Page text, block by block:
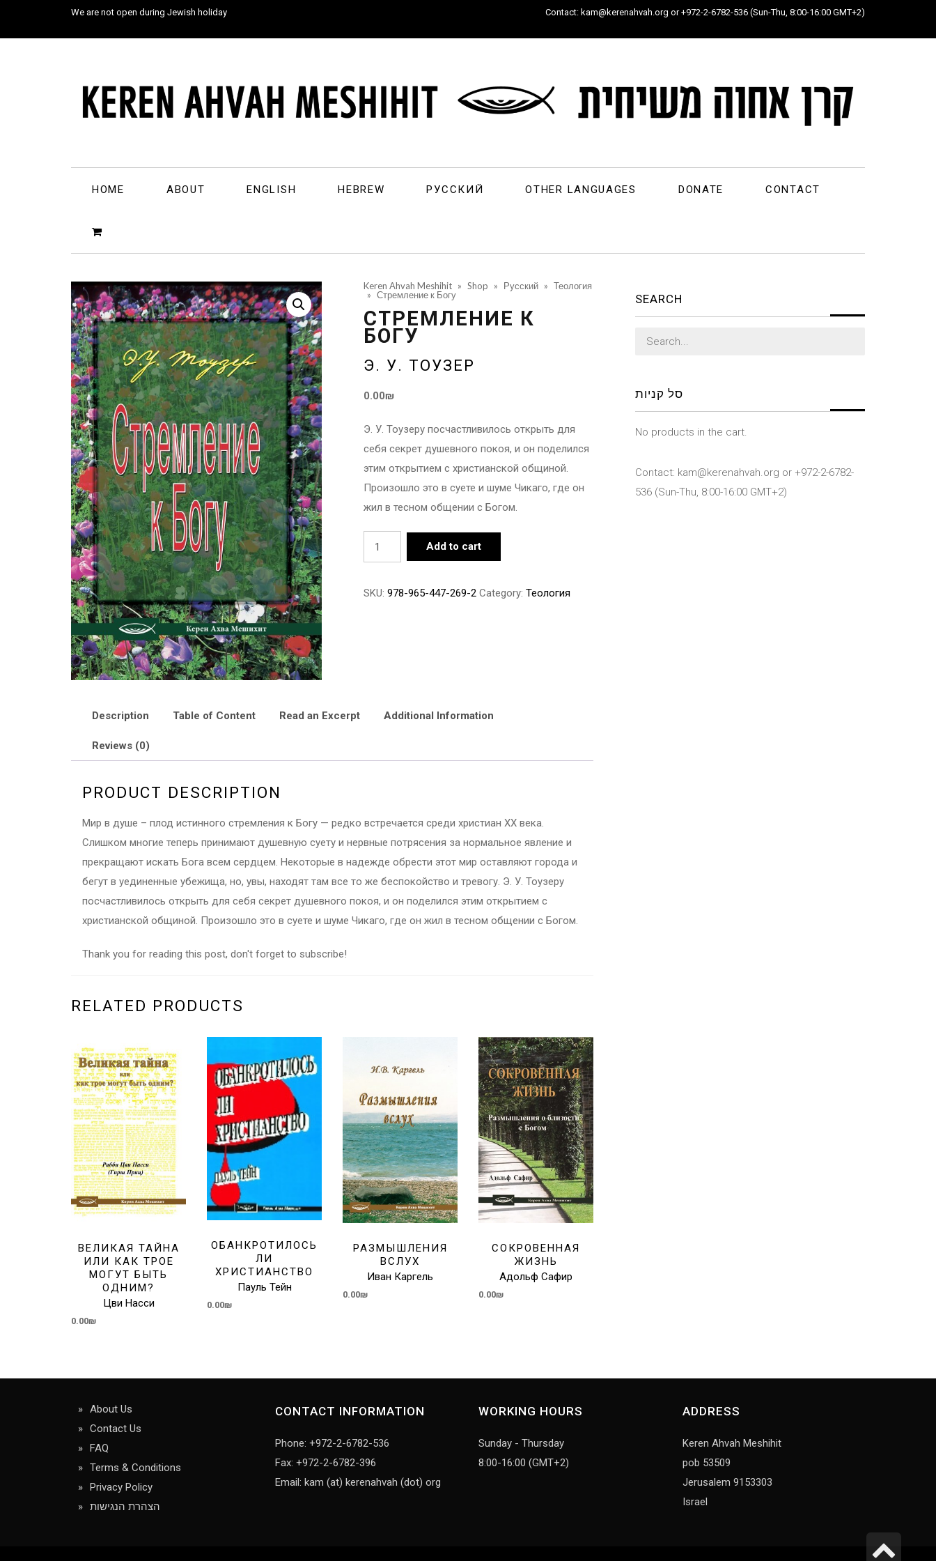
We are not open during Jewish holiday Contact: kam@kerenahvah.org or +972-2-6782-536 (Sun-Thu, 8:00-16:00 GMT+2)
HOME ABOUT ENGLISH HEBREW РУССКИЙ OTHER LANGUAGES DONATE CONTACT
Keren Ahvah Meshihit » Shop » Русский » Теология
» Стремление к Богу
СТРЕМЛЕНИЕ К
БОГУ
Э. У. ТОУЗЕР
0.00₪
Э. У. Тоузеру посчастливилось открыть для
себя секрет душевного покоя, и он поделился
этим открытием с христианской общиной.
Произошло это в суете и шуме Чикаго, где он
жил в тесном общении с Богом.
Стремление
к
quantity
Add to cart
SKU: 978-965-447-269-2 Category: Теология
Description Table of Content Read an Excerpt Additional Information
Reviews (0)
PRODUCT DESCRIPTION
Мир в душе – плод истинного стремления к Богу — редко встречается среди христиан XX века.
Слишком многие теперь принимают душевную суету и нервные потрясения за нормальное явление и
прекращают искать Бога всем сердцем. Некоторые в надежде обрести этот мир оставляют города и
бегут в уединенные убежища, но, увы, находят там все то же беспокойство и тревогу. Э. У. Тоузеру
посчастливилось открыть для себя секрет душевного покоя, и он поделился этим открытием с
христианской общиной. Произошло это в суете и шуме Чикаго, где он жил в тесном общении с Богом.
Thank you for reading this post, don't forget to subscribe!
RELATED PRODUCTS
ВЕЛИКАЯ ТАЙНА
ИЛИ КАК ТРОЕ
МОГУТ БЫТЬ
ОДНИМ?
Цви Насси
0.00₪
ОБАНКРОТИЛОСЬ
ЛИ
ХРИСТИАНСТВО
Пауль Тейн
0.00₪
РАЗМЫШЛЕНИЯ
ВСЛУХ
Иван Каргель
0.00₪
СОКРОВЕННАЯ
ЖИЗНЬ
Адольф Сафир
0.00₪
SEARCH
Search
סל קניות
No products in the cart.
Contact: kam@kerenahvah.org or +972-2-6782-
536 (Sun-Thu, 8:00-16:00 GMT+2)
About Us
Contact Us
FAQ
Terms & Conditions
Privacy Policy
הצהרת הנגישות
CONTACT INFORMATION
Phone: +972-2-6782-536
Fax: +972-2-6782-396
Email: kam (at) kerenahvah (dot) org
WORKING HOURS
Sunday - Thursday
8:00-16:00 (GMT+2)
ADDRESS
Keren Ahvah Meshihit
pob 53509
Jerusalem 9153303
Israel